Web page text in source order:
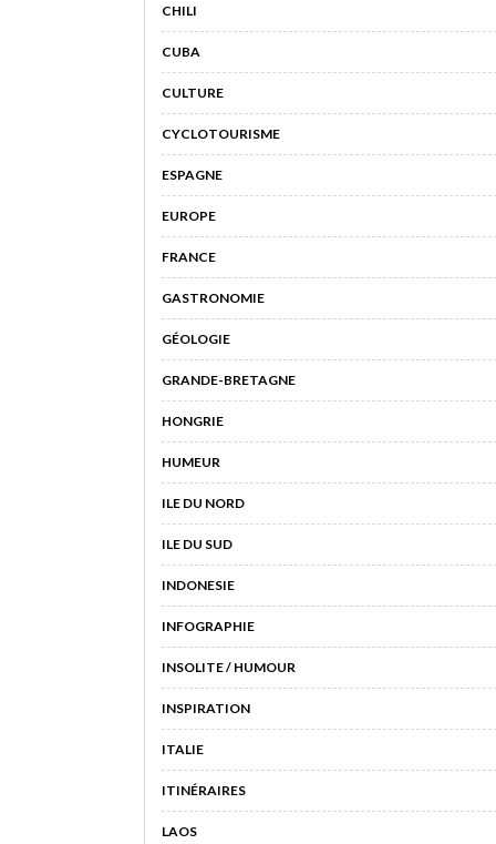
CHILI
CUBA
CULTURE
CYCLOTOURISME
ESPAGNE
EUROPE
FRANCE
GASTRONOMIE
GÉOLOGIE
GRANDE-BRETAGNE
HONGRIE
HUMEUR
ILE DU NORD
ILE DU SUD
INDONESIE
INFOGRAPHIE
INSOLITE / HUMOUR
INSPIRATION
ITALIE
ITINÉRAIRES
LAOS